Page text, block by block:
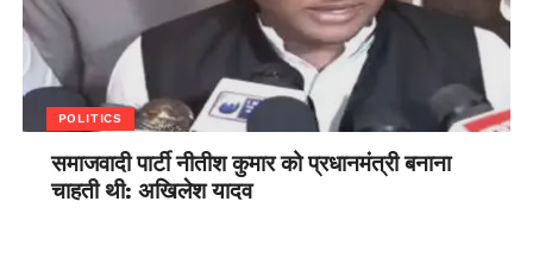
POLITICS
समाजवादी पार्टी नीतीश कुमार को प्रधानमंत्री बनाना
चाहती थी: अखिलेश यादव